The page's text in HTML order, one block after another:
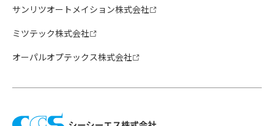
サンリツオートメイション株式会社
ミツテック株式会社
オーパルオプテックス株式会社